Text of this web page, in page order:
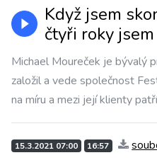
Když jsem
čtyři roky
Michael Moureček je bývalý
založil a vede společnost
na míru a mezi její klienty
15.3.2021 07:00 16:57